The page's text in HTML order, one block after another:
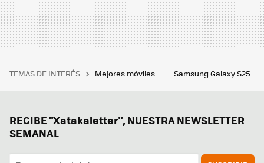
TEMAS DE INTERÉS Mejores móviles Samsung Galaxy S25
RECIBE "Xatakaletter", NUESTRA NEWSLETTER
SEMANAL